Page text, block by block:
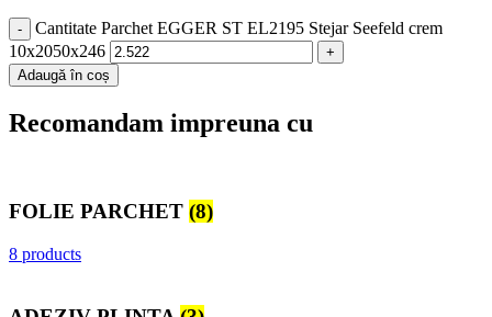
Cantitate Parchet EGGER ST EL2195 Stejar Seefeld crem
10x2050x246
Adaugă în coș
Recomandam impreuna cu
FOLIE PARCHET (8)
8 products